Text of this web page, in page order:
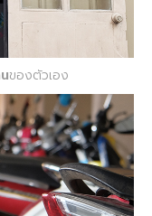
ของตัวเอง